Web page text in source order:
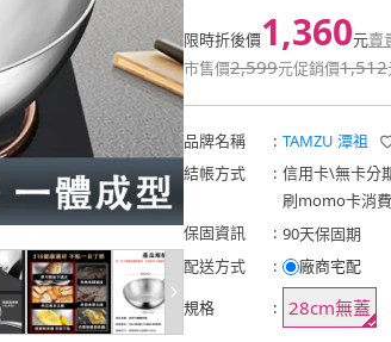
限時折後價1,360元賣
市售價2,599元促銷價1,512
品牌名稱 : TAMZU 潭祖
結帳方式
: 信用卡\無卡分
刷momo卡消
保固資訊
: 90天保固期
配送方式
:
廠商宅配
規格
: 28cm無蓋